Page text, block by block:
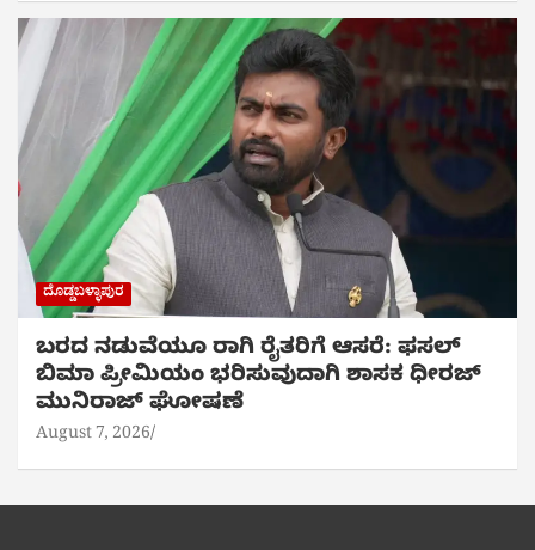
ದೊಡ್ಡಬಳ್ಳಾಪುರ
ಬರದ ನಡುವೆಯೂ ರಾಗಿ ರೈತರಿಗೆ ಆಸರೆ: ಫಸಲ್
ಬಿಮಾ ಪ್ರೀಮಿಯಂ ಭರಿಸುವುದಾಗಿ ಶಾಸಕ ಧೀರಜ್
ಮುನಿರಾಜ್ ಘೋಷಣೆ
August 7, 2026